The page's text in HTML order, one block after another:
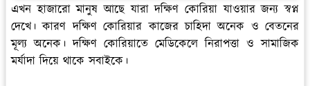
এখন হাজারো মানুষ আছে যারা দক্ষিণ কোরিয়া যাওয়ার জন্য স্বপ্ন
দেখে। কারণ দক্ষিণ কোরিয়ার কাজের চাহিদা অনেক ও বেতনের
মূল্য অনেক। দক্ষিণ কোরিয়াতে মেডিকেলে নিরাপত্তা ও সামাজিক
মর্যাদা দিয়ে থাকে সবাইকে।